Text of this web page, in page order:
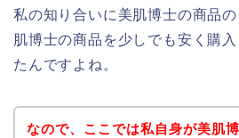
私の知り合いに美肌博士の商品
肌博士の商品を少しでも安く購
たんですよね。
なので、ここでは私自身が美肌